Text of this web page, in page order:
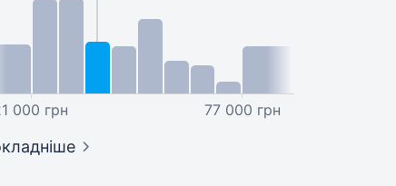
000 грн 77 000 грн